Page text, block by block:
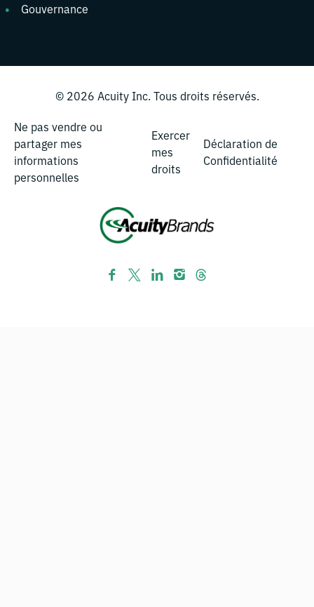
Gouvernance
© 2026 Acuity Inc. Tous droits réservés.
Ne pas vendre ou
partager mes
informations
personnelles
Exercer
mes
droits
Déclaration de
Confidentialité